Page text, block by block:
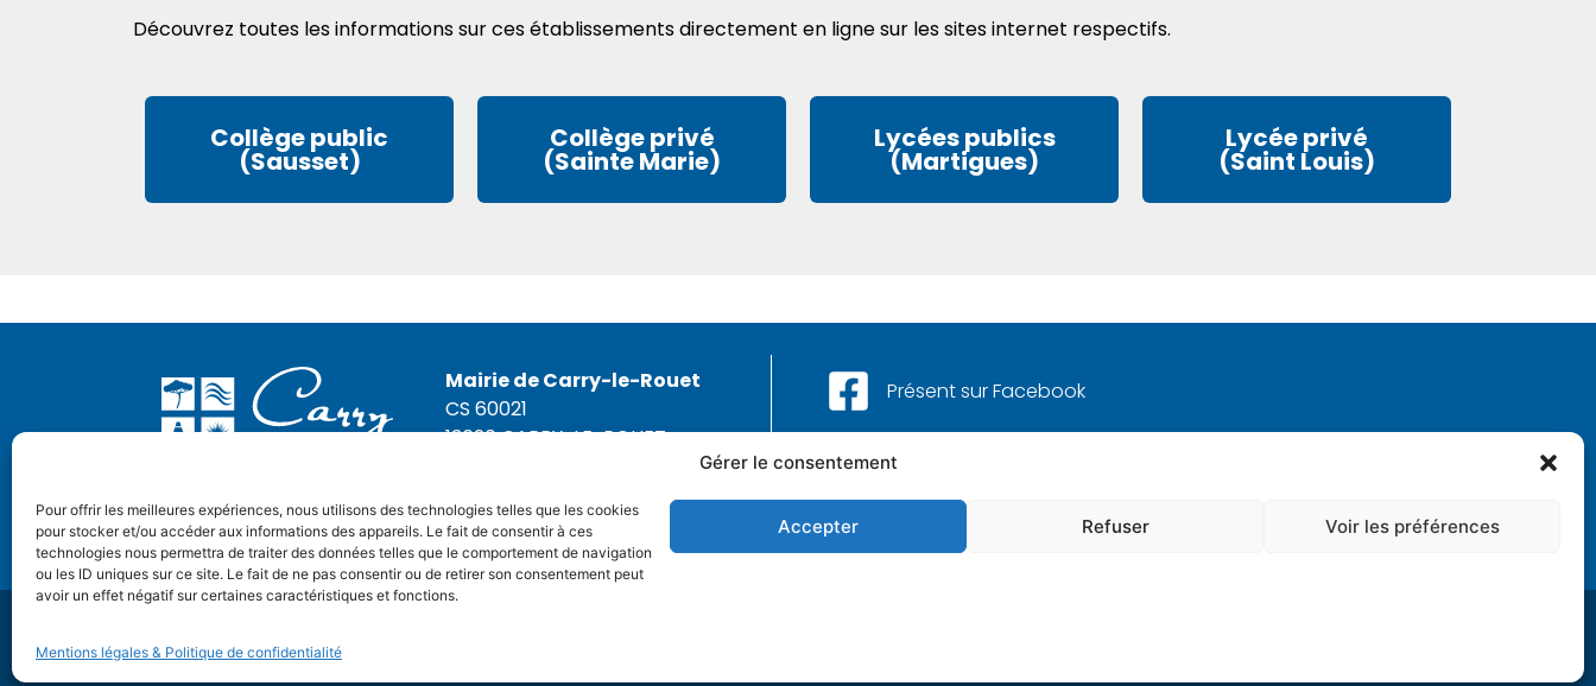
Gérer le consentement
Pour offrir les meilleures expériences, nous utilisons des technologies telles que les cookies
pour stocker et/ou accéder aux informations des appareils. Le fait de consentir à ces
technologies nous permettra de traiter des données telles que le comportement de navigation
ou les ID uniques sur ce site. Le fait de ne pas consentir ou de retirer son consentement peut
avoir un effet négatif sur certaines caractéristiques et fonctions.
Accepter Refuser Voir les préférences
Mentions légales & Politique de confidentialité
Découvrez toutes les informations sur ces établissements directement en ligne sur les sites internet respectifs.
Collège public
(Sausset)
Collège privé
(Sainte Marie)
Lycées publics
(Martigues)
Lycée privé
(Saint Louis)
Mairie de Carry-le-Rouet
CS 60021
13620 CARRY-LE-ROUET
NOUS CONTACTER
Présent sur Facebook
Aussi sur Instagram !